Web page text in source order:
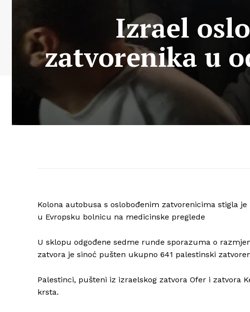
Izrael
zatvorenika u
Kolona autobusa s oslobođenim zatvorenicima stigla
u Evropsku bolnicu na medicinske preglede
U sklopu odgođene sedme runde sporazuma o
zatvora je sinoć pušten ukupno 641 palestinski
Palestinci, pušteni iz izraelskog zatvora Ofer i zatvora
krsta.